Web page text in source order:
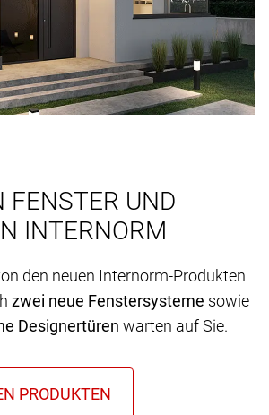
FENSTER UND
INTERNORM
den neuen Internorm-Produkten
zwei neue Fenstersysteme sowie
Designertüren warten auf Sie.